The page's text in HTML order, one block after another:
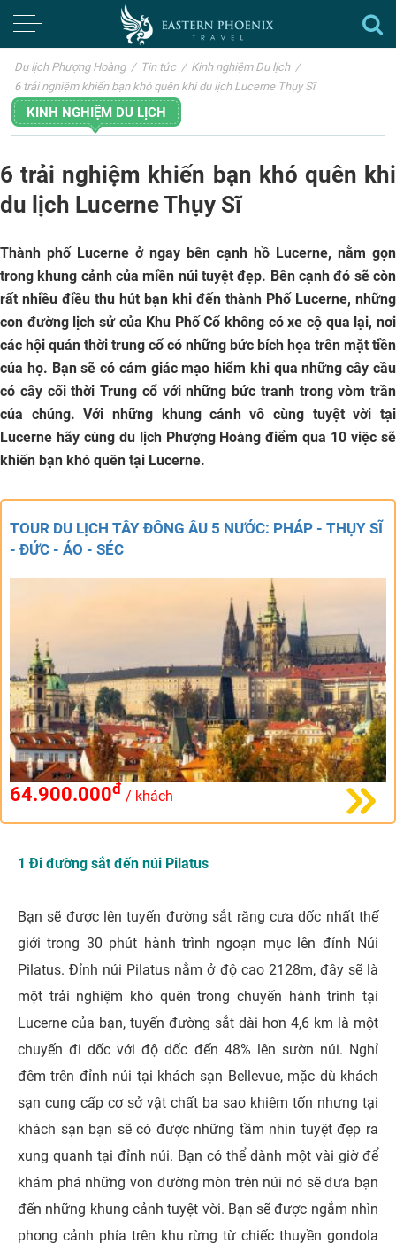
Du lịch Phượng Hoàng / Tin tức / Kinh nghiệm Du lịch /
6 trải nghiệm khiến bạn khó quên khi du lịch Lucerne Thụy Sĩ
KINH NGHIỆM DU LỊCH
6 trải nghiệm khiến bạn khó quên khi
du lịch Lucerne Thụy Sĩ
Thành phố Lucerne ở ngay bên cạnh hồ Lucerne, nằm gọn
trong khung cảnh của miền núi tuyệt đẹp. Bên cạnh đó sẽ còn
rất nhiều điều thu hút bạn khi đến thành Phố Lucerne, những
con đường lịch sử của Khu Phố Cổ không có xe cộ qua lại, nơi
các hội quán thời trung cổ có những bức bích họa trên mặt tiền
của họ. Bạn sẽ có cảm giác mạo hiểm khi qua những cây cầu
có cây cối thời Trung cổ với những bức tranh trong vòm trần
của chúng. Với những khung cảnh vô cùng tuyệt vời tại
Lucerne hãy cùng du lịch Phượng Hoàng điểm qua 10 việc sẽ
khiến bạn khó quên tại Lucerne.
TOUR DU LỊCH TÂY ĐÔNG ÂU 5 NƯỚC: PHÁP - THỤY SĨ
- ĐỨC - ÁO - SÉC
64.900.000đ / khách
1 Đi đường sắt đến núi Pilatus
Bạn sẽ được lên tuyến đường sắt răng cưa dốc nhất thế
giới trong 30 phút hành trình ngoạn mục lên đỉnh Núi
Pilatus. Đỉnh núi Pilatus nằm ở độ cao 2128m, đây sẽ là
một trải nghiệm khó quên trong chuyến hành trình tại
Lucerne của bạn, tuyến đường sắt dài hơn 4,6 km là một
chuyến đi dốc với độ dốc đến 48% lên sườn núi. Nghỉ
đêm trên đỉnh núi tại khách sạn Bellevue, mặc dù khách
sạn cung cấp cơ sở vật chất ba sao khiêm tốn nhưng tại
khách sạn bạn sẽ có được những tầm nhìn tuyệt đẹp ra
xung quanh tại đỉnh núi. Bạn có thể dành một vài giờ để
khám phá những von đường mòn trên núi nó sẽ đưa bạn
đến những khung cảnh tuyệt vời. Bạn sẽ được ngắm nhìn
phong cảnh phía trên khu rừng từ chiếc thuyền gondola